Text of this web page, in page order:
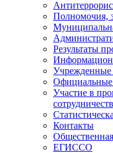
Полномочия,
Результаты
Официальные
Участие в
Контакты
ЕГИССО